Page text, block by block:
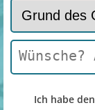
Ich habe den